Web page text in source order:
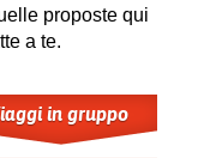
proposte qui
a te.
in gruppo